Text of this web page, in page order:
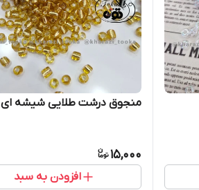
منجوق درشت طلایی شیشه ای
15,000
افزودن به سبد